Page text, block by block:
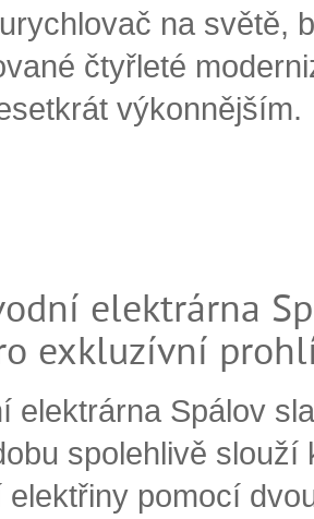
na světě,
čtyřleté
výkonnějším.
elektrárna
exkluzívní
elektrárna Spálov
spolehlivě slouží
elektřiny pomocí